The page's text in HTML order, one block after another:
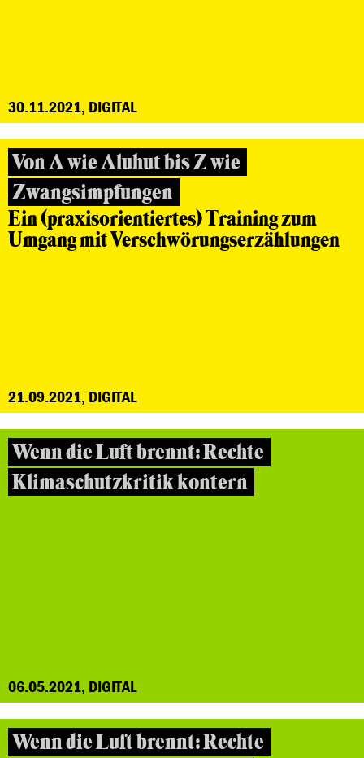
30.11.2021, DIGITAL
Von A wie Aluhut bis Z wie
Zwangsimpfungen
Ein (praxisorientiertes) Training zum
Umgang mit Verschwörungserzählungen
21.09.2021, DIGITAL
Wenn die Luft brennt: Rechte
Klimaschutzkritik kontern
06.05.2021, DIGITAL
Wenn die Luft brennt: Rechte